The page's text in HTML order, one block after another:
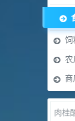
饲
农
商
肉桂